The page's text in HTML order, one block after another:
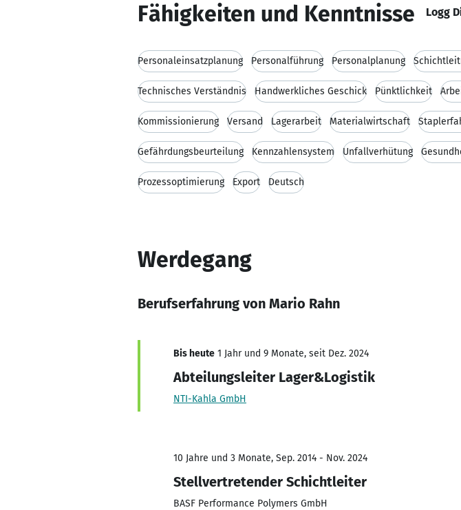
Fähigkeiten und Kenntnisse Logg
Personaleinsatzplanung Personalführung Personalplanung
Technisches Verständnis Handwerkliches Geschick Pünktlichkeit
Kommissionierung Versand Lagerarbeit Materialwirtschaft
Gefährdungsbeurteilung Kennzahlensystem Unfallverhütung
Prozessoptimierung Export Deutsch
Werdegang
Berufserfahrung von Mario Rahn
Bis heute 1 Jahr und 9 Monate, seit Dez. 2024
Abteilungsleiter Lager&Logistik
NTI-Kahla GmbH
10 Jahre und 3 Monate, Sep. 2014 - Nov. 2024
Stellvertretender Schichtleiter
BASF Performance Polymers GmbH